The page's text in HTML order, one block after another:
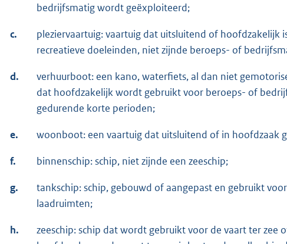
bedrijfsmatig wordt geëxploiteerd;
c.
pleziervaartuig: vaartuig dat uitsluitend of
recreatieve doeleinden, niet zijnde beroeps- of
d.
verhuurboot: een kano, waterfiets, al dan niet
dat hoofdzakelijk wordt gebruikt voor beroeps- of
gedurende korte perioden;
e. woonboot: een vaartuig dat uitsluitend of in hoofdzaak
f. binnenschip: schip, niet zijnde een zeeschip;
g.
tankschip: schip, gebouwd of aangepast en gebruikt
laadruimten;
h.
zeeschip: schip dat wordt gebruikt voor de vaart ter zee